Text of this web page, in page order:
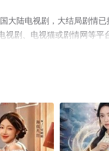
大陆电视剧，大结局剧情已
剧、电视猫或剧情网等平